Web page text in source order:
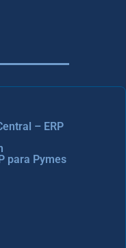
– ERP
para Pymes